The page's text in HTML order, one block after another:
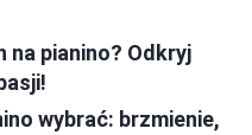
na pianino? Odkryj
wybrać: brzmienie,